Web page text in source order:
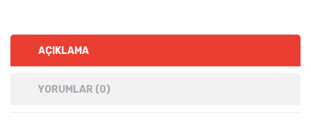
AÇIKLAMA
YORUMLAR (0)